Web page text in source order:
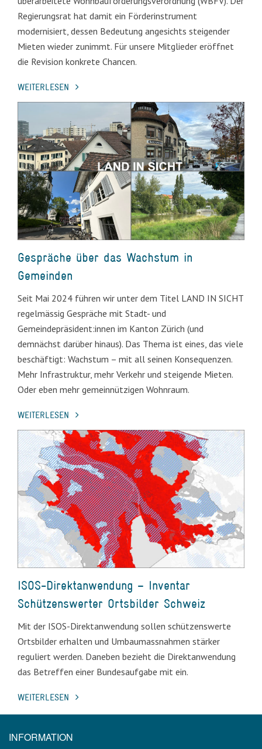
Regierungs­rat hat damit ein Förder­instrument
modernisiert, dessen Bedeutung angesichts steigender
Mieten wieder zunimmt. Für unsere Mitglieder eröffnet
die Revision konkrete Chancen.
WEITERLESEN
Gespräche über das Wachstum in
Gemeinden
Seit Mai 2024 führen wir unter dem Titel LAND IN SICHT
regelmässig Gespräche mit Stadt- und
Gemeindepräsident:innen im Kanton Zürich (und
demnächst darüber hinaus). Das Thema ist eines, das viele
beschäftigt: Wachstum – mit all seinen Konsequenzen.
Mehr Infrastruktur, mehr Verkehr und steigende Mieten.
Oder eben mehr gemeinnützigen Wohnraum.
WEITERLESEN
ISOS-Direktanwendung – Inventar
Schützenswerter Ortsbilder Schweiz
Mit der ISOS-Direktanwendung sollen schützenswerte
Ortsbilder erhalten und Umbaumassnahmen stärker
reguliert werden. Daneben bezieht die Direktanwendung
das Betreffen einer Bundesaufgabe mit ein.
WEITERLESEN
INFORMATION